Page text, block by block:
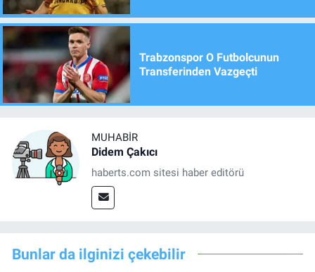
Trabzonspor O Futbolcunun
Transferinden Vazgeçti
MUHABIR
Didem Çakıcı
haberts.com sitesi haber editörü
Bunlar da ilginizi çekebilir